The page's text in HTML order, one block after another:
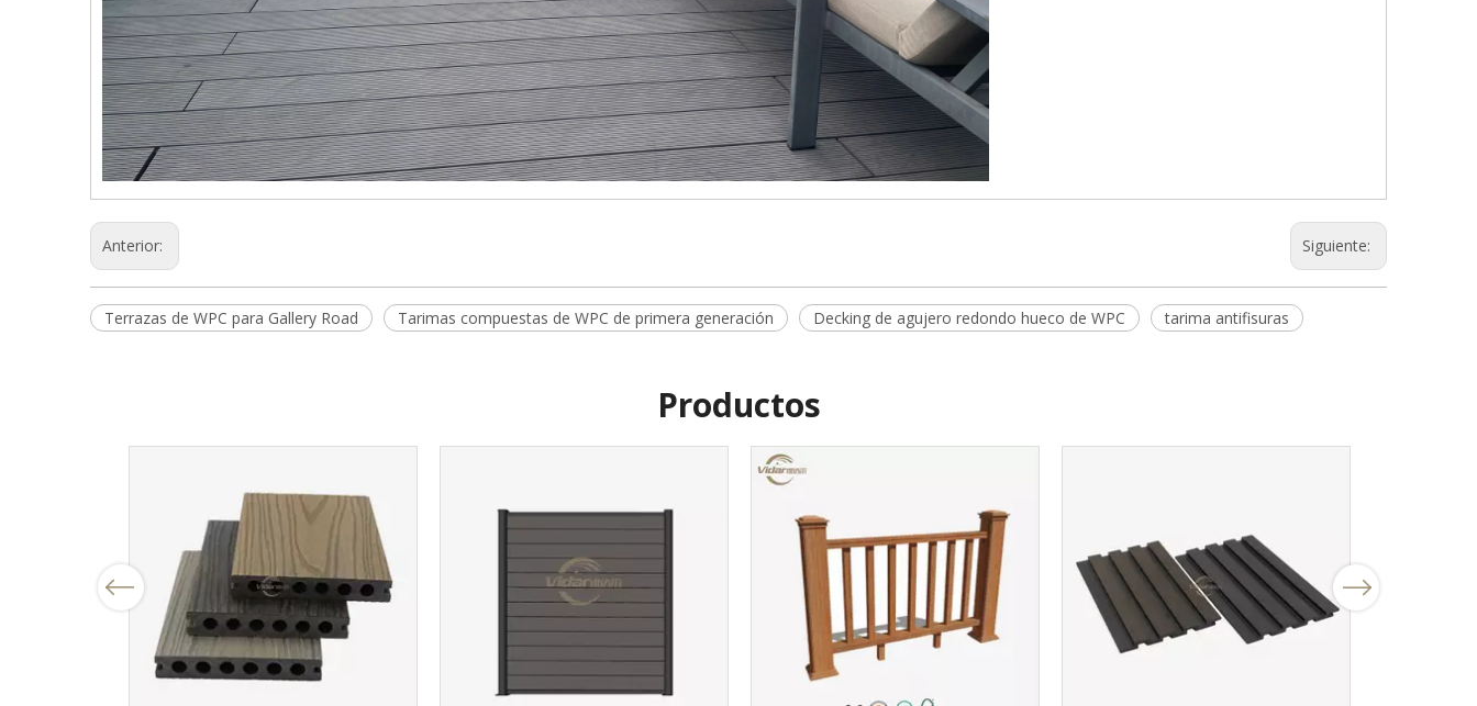
Anterior: Siguiente:
Terrazas de WPC para Gallery Road Tarimas compuestas de WPC de primera generación Decking de agujero redondo hueco de WPC tarima antifisuras
Productos
Previous Next